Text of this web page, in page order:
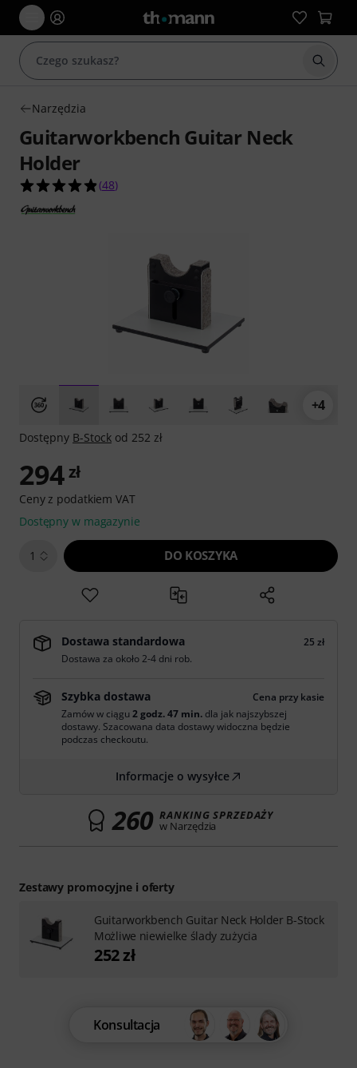
Narzędzia
Guitarworkbench Guitar Neck
Holder
4.9 na 5 gwiazdek z 48 ocen klientów
(48)
+4
Dostępny B-Stock od 252 zł
294zł
Ceny z podatkiem VAT
Dostępny w magazynie
1 DO KOSZYKA
Dostawa standardowa
25 zł
Dostawa za około 2-4 dni rob.
Szybka dostawa
Cena przy kasie
Zamów w ciągu2 godz. 47 min. dla jak najszybszej
dostawy. Szacowana data dostawy widoczna będzie
podczas checkoutu.
Informacje o wysyłce
260 RANKING SPRZEDAŻY
w Narzędzia
Konsultacja
Zestawy promocyjne i oferty
Guitarworkbench Guitar Neck Holder B-Stock
Możliwe niewielke ślady zużycia
252 zł